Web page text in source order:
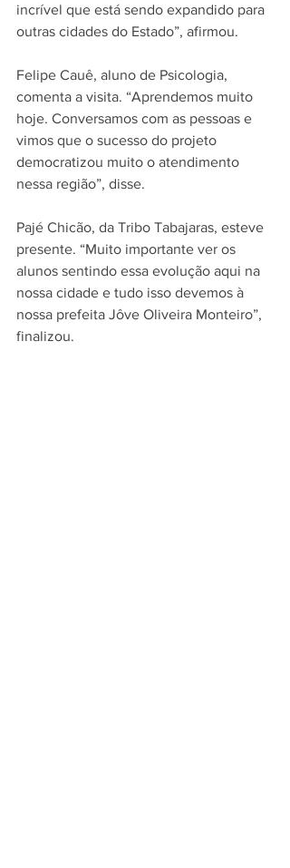
incrível que está sendo expandido para
outras cidades do Estado”, afirmou.
Felipe Cauê, aluno de Psicologia,
comenta a visita. “Aprendemos muito
hoje. Conversamos com as pessoas e
vimos que o sucesso do projeto
democratizou muito o atendimento
nessa região”, disse.
Pajé Chicão, da Tribo Tabajaras, esteve
presente. “Muito importante ver os
alunos sentindo essa evolução aqui na
nossa cidade e tudo isso devemos à
nossa prefeita Jôve Oliveira Monteiro”,
finalizou.